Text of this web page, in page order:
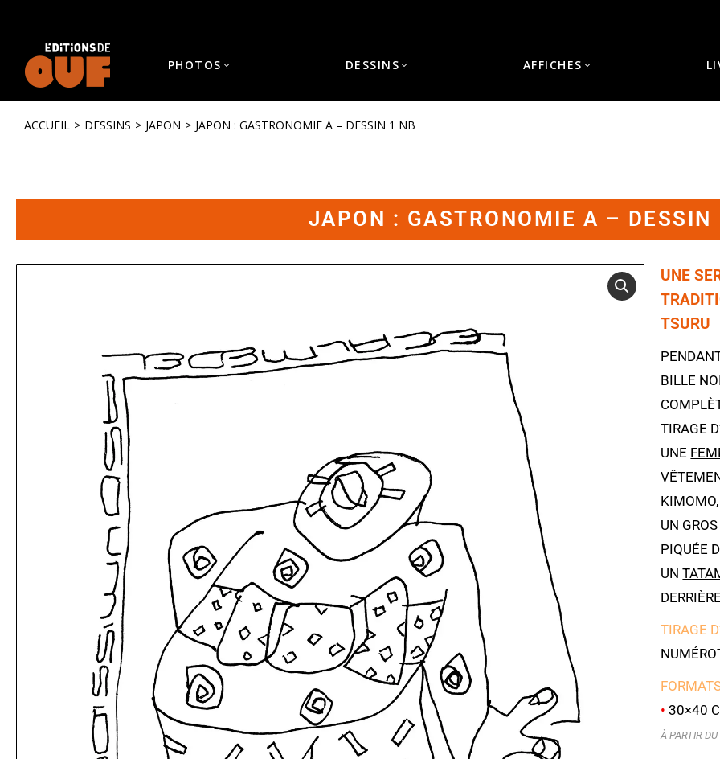
PHOTOS DESSINS AFFICHES
Vous êtes ici :
ACCUEIL DESSINS JAPON JAPON : GASTRONOMIE A – DESSIN 1 NB
JAPON : GASTRONOMIE A – DESSIN
UNE
TSURU
BILLE
TIRAGE
UNE
KIMOMO
UN
PIQUÉE
UN
TIRAGE
•30×40
À PARTIR